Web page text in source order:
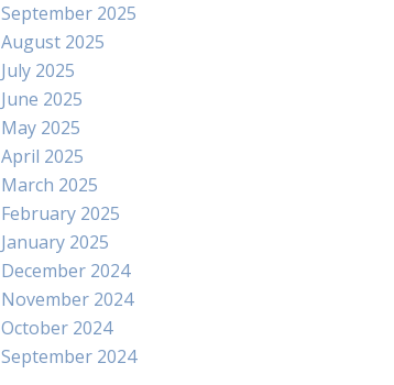
September 2025
August 2025
July 2025
June 2025
May 2025
April 2025
March 2025
February 2025
January 2025
December 2024
November 2024
October 2024
September 2024